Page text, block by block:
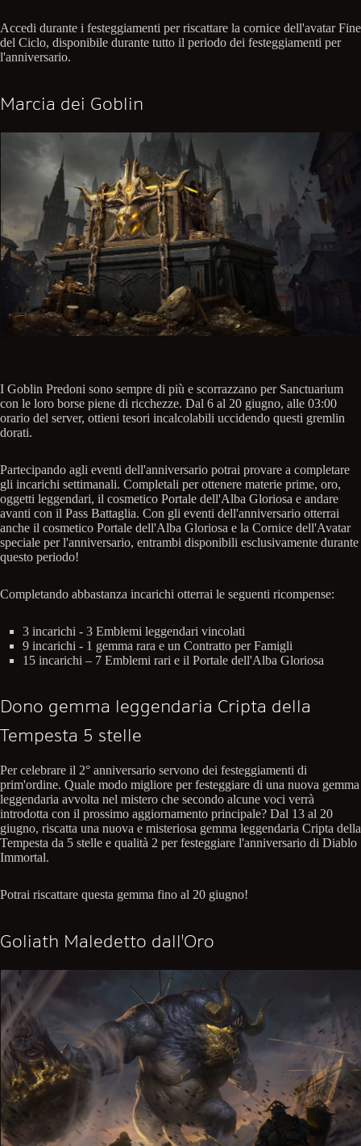
Accedi durante i festeggiamenti per riscattare la cornice dell'avatar Fine
del Ciclo, disponibile durante tutto il periodo dei festeggiamenti per
l'anniversario.
Marcia dei Goblin
I Goblin Predoni sono sempre di più e scorrazzano per Sanctuarium
con le loro borse piene di ricchezze. Dal 6 al 20 giugno, alle 03:00
orario del server, ottieni tesori incalcolabili uccidendo questi gremlin
dorati.
Partecipando agli eventi dell'anniversario potrai provare a completare
gli incarichi settimanali. Completali per ottenere materie prime, oro,
oggetti leggendari, il cosmetico Portale dell'Alba Gloriosa e andare
avanti con il Pass Battaglia. Con gli eventi dell'anniversario otterrai
anche il cosmetico Portale dell'Alba Gloriosa e la Cornice dell'Avatar
speciale per l'anniversario, entrambi disponibili esclusivamente durante
questo periodo!
Completando abbastanza incarichi otterrai le seguenti ricompense:
3 incarichi - 3 Emblemi leggendari vincolati
9 incarichi - 1 gemma rara e un Contratto per Famigli
15 incarichi – 7 Emblemi rari e il Portale dell'Alba Gloriosa
Dono gemma leggendaria Cripta della
Tempesta 5 stelle
Per celebrare il 2° anniversario servono dei festeggiamenti di
prim'ordine. Quale modo migliore per festeggiare di una nuova gemma
leggendaria avvolta nel mistero che secondo alcune voci verrà
introdotta con il prossimo aggiornamento principale? Dal 13 al 20
giugno, riscatta una nuova e misteriosa gemma leggendaria Cripta della
Tempesta da 5 stelle e qualità 2 per festeggiare l'anniversario di Diablo
Immortal.
Potrai riscattare questa gemma fino al 20 giugno!
Goliath Maledetto dall'Oro